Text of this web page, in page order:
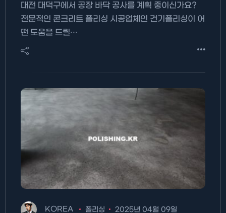
대전 대덕구에서 공장 바닥 공사를 계획 중이신가요?
전문적인 콘크리트 폴리싱 시공업체인 건기폴리싱이 어
떤 도움을 드릴…
KOREA 폴리싱 2025년 04월 09일